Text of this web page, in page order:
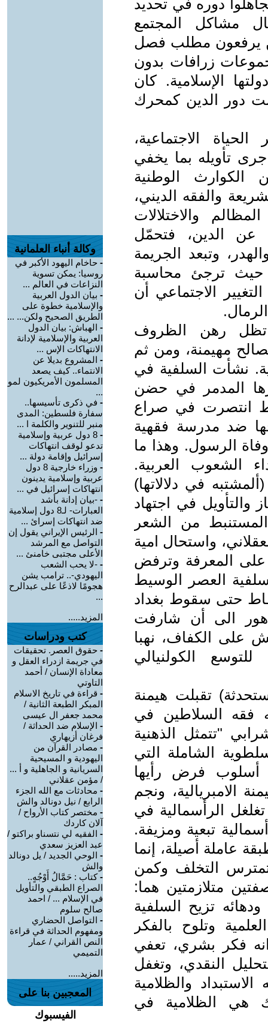
دوره في تحديد
مشاكل المجتمع
يرفعون مطلب فصل
زرافات بدون
الإسلامية. كان
دور الدين كمحرك
الاجتماعية،
تأويله بما يخفي
الكوارث الوطنية
والفقه الديني،
والاختلالات
عن الدين، فتحمّل
وتبعد الجريمة
حيث ترجئ محاسبة
الاجتماعي أن
تظل رهن الظروف
مهيمنة، ومن ثم
نشأت السلفية في
المدمر في حضن
انتصرت في صراع
ضد مدرسة فقهية
الرسول. وهذا ما
الشعوب العربية.
في دلالاتها)
والتأويل في اجتهاد
من الشعر
واستحال امية
على المعرفة وترفض
العصر الوسيط
حتى سقوط بغداد
الى أن شارفت
على الكفاف، نهبا
الكولنيالي
تقبلت هيمنة
فقه السلاطين في
"تتمثل الذهنية
الشاملة التي
أسلوب فرض رأيها
الامبريالية، ونجم
الرأسمالية في
تبعية ومزيفة.
عاملة أصيلة، إنما
تمترس التخلف وكمن
متلازمتين هما:
ودهائه تزيح السلفية
وتلوح بالفكر
فكر بشري، تعفي
النقدي، وتغفل
والظلامية
هي الظلامية في
وكالة أنباء العلمانية
- حاخام اليهود الأكبر في
روسيا: يمكن تسوية
النزاعات في العالم ...
- بيان الدول العربية
والإسلامية خطوة على
الطريق الصحيح ولكن... ...
- الهباش: بيان الدول
العربية والإسلامية لإدانة
الانتهاكات الإس ...
- المشروع بديلا عن
الانتماء.. كيف يصعد
المسلمون الأمريكيون لمو
...
- في ذكرى تأسيسها..
سفارة فلسطين: المدى
منبر للتنوير والكلمة ا ...
-
8 دول عربية وإسلامية
تدعو لوقف انتهاكات
إسرائيل وإقامة دولة ...
-
وزراء خارجية 8 دول
عربية وإسلامية يدينون
انتهاكات إسرائيل في ...
- -بيان إدانة بأشد
العبارات- لـ8 دول إسلامية
ضد انتهاكات إسرائ ...
- الرئيس الإيراني يقول إن
التواصل مع المرشد
الأعلى مجتبى خامنئ ...
- -لا يحب الشعب
اليهودي-.. ترامب يشن
هجومًا لاذعًا على عبدالرح
...
المزيد.....
كتب ودراسات
- حقوق العصر. تحقيقات
في جريمة ازدراء العقل و
معاداة الإنسان / أحمد
التاوتي
- قراءة في تاريخ الاسلام
المبكر الطبعة الثانية /
محمد جعفر ال عيسى
- الإسلام ضد الحداثة /
فرغان أزيهاري
- مصادر القرآن من
اليهودية و المسيحية
السريانية و الجاهلية و أ ...
/ مؤمن عقلاني
- محادثات مع الله الجزء
الرابع / نيل دونالد والش
- مختصر كتاب الأرواح /
آلان كاردك
- الفقيه لي نتسناو براكتو /
عبد العزيز سعدي
- الوحي الجديد / يل دونالد
والش
-كتاب : حَمَّالُ أَوْجُهٍ..
الصراع الطبقي والتأويل
في الإسلام ... / احمد
صالح سلوم
- التواصل الحضاري
ومفهوم الحداثة في قراءة
النص القراني / عمار
التميمي
المزيد.....
المعجبين بنا على
الفيسبوك